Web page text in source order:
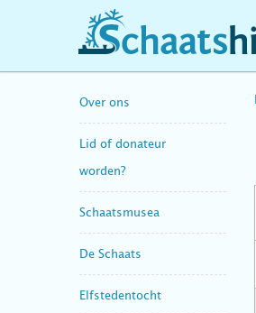
schaatshistorie.nl
Over ons
Lid of donateur
worden?
Schaatsmusea
De Schaats
Elfstedentocht